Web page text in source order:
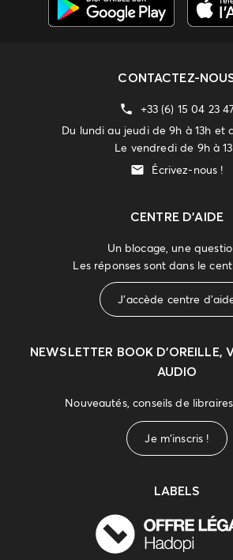
CONTACTEZ-
+33 (6) 15 04 23
Du lundi au jeudi de 9h à 13h et
Le vendredi de 9h à
Écrivez-nous !
CENTRE D'AIDE
Un blocage, une
Les réponses sont dans le
J'accède centre
NEWSLETTER BOOK D’OREILLE,
AUDIO
Nouveautés, conseils de
Je m'inscris !
LABELS